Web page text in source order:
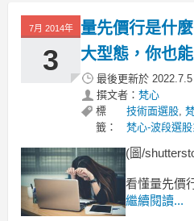
能會發生
上一篇：量
所謂的量先
反應的基礎
7月 2014年
3
量先價行是什
大型態，你也
最後更新於
撰文者： 梵心
標
籤：
技術面選股,
梵心-波段選
(圖/
看懂量先價
起漲點
繼續閱讀...